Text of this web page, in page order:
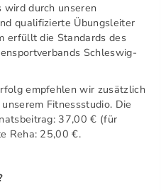
durch unseren
qualifizierte Übungsleiter
erfüllt die Standards des
Schleswig-
empfehlen wir zusätzlich
Fitnessstudio. Die
37,00 € (für
Reha: 25,00 €.